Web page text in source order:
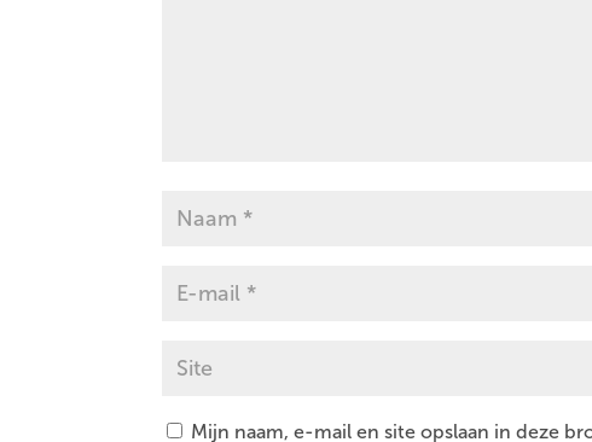
Mijn naam, e-mail en site opslaan in deze